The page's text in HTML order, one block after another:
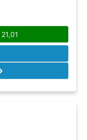
21,01